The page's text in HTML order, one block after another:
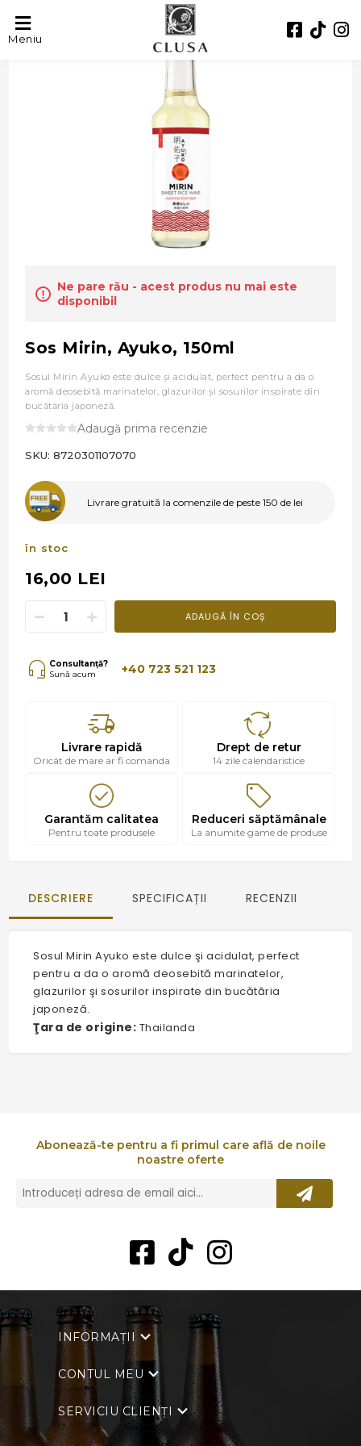
Meniu
Ne pare rău - acest produs nu mai este
disponibil
Sos Mirin, Ayuko, 150ml
Sosul Mirin Ayuko este dulce şi acidulat, perfect pentru a da o
aromă deosebită marinatelor, glazurilor şi sosurilor inspirate din
bucătăria japoneză.
Adaugă prima recenzie
SKU: 8720301107070
Livrare gratuită la comenzile de peste 150 de lei
în stoc
16,00 LEI
ADAUGĂ ÎN COȘ
Consultanță?
Sună acum
+40 723 521 123
Livrare rapidă
Oricât de mare ar fi comanda
Drept de retur
14 zile calendaristice
Garantăm calitatea
Pentru toate produsele
Reduceri săptămânale
La anumite game de produse
DESCRIERE SPECIFICAȚII RECENZII
Sosul Mirin Ayuko este dulce şi acidulat, perfect
pentru a da o aromă deosebită marinatelor,
glazurilor şi sosurilor inspirate din bucătăria
japoneză.
Ţara de origine: Thailanda
Abonează-te pentru a fi primul care află de noile
noastre oferte
INFORMAȚII
CONTUL MEU
SERVICIU CLIENȚI